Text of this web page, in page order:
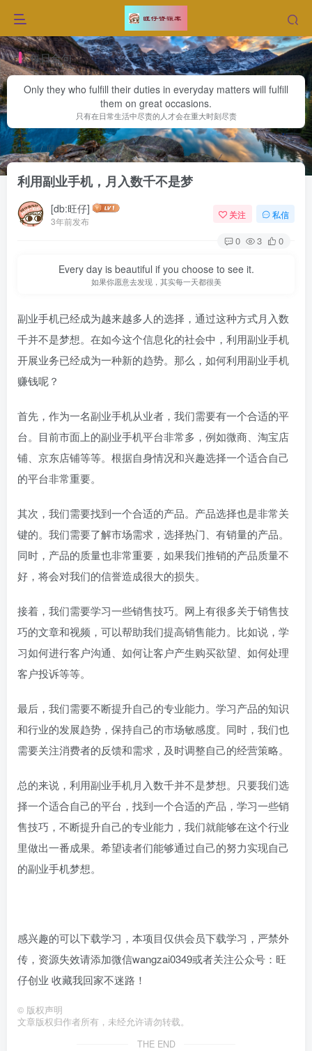
每日金句
Only they who fulfill their duties in everyday matters will fulfill
them on great occasions.
只有在日常生活中尽责的人才会在重大时刻尽责
首页 网赚文章 正文
利用副业手机，月入数千不是梦
[db:旺仔]
3年前发布
关注 私信
0 3 0
Every day is beautiful if you choose to see it.
如果你愿意去发现，其实每一天都很美
副业手机已经成为越来越多人的选择，通过这种方式月入数
千并不是梦想。在如今这个信息化的社会中，利用副业手机
开展业务已经成为一种新的趋势。那么，如何利用副业手机
赚钱呢？
首先，作为一名副业手机从业者，我们需要有一个合适的平
台。目前市面上的副业手机平台非常多，例如微商、淘宝店
铺、京东店铺等等。根据自身情况和兴趣选择一个适合自己
的平台非常重要。
其次，我们需要找到一个合适的产品。产品选择也是非常关
键的。我们需要了解市场需求，选择热门、有销量的产品。
同时，产品的质量也非常重要，如果我们推销的产品质量不
好，将会对我们的信誉造成很大的损失。
接着，我们需要学习一些销售技巧。网上有很多关于销售技
巧的文章和视频，可以帮助我们提高销售能力。比如说，学
习如何进行客户沟通、如何让客户产生购买欲望、如何处理
客户投诉等等。
最后，我们需要不断提升自己的专业能力。学习产品的知识
和行业的发展趋势，保持自己的市场敏感度。同时，我们也
需要关注消费者的反馈和需求，及时调整自己的经营策略。
总的来说，利用副业手机月入数千并不是梦想。只要我们选
择一个适合自己的平台，找到一个合适的产品，学习一些销
售技巧，不断提升自己的专业能力，我们就能够在这个行业
里做出一番成果。希望读者们能够通过自己的努力实现自己
的副业手机梦想。
感兴趣的可以下载学习，本项目仅供会员下载学习，严禁外
传，资源失效请添加微信wangzai0349或者关注公众号：旺
仔创业 收藏我回家不迷路！
© 版权声明
文章版权归作者所有，未经允许请勿转载。
THE END